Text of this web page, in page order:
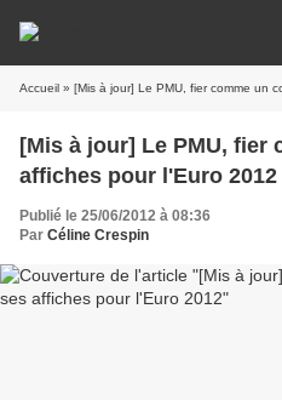
Accueil » [Mis à jour] Le PMU, fier comme un
[Mis à jour] Le PMU, fier
affiches pour l'Euro 2012
Publié le 25/06/2012 à 08:36
Par Céline Crespin